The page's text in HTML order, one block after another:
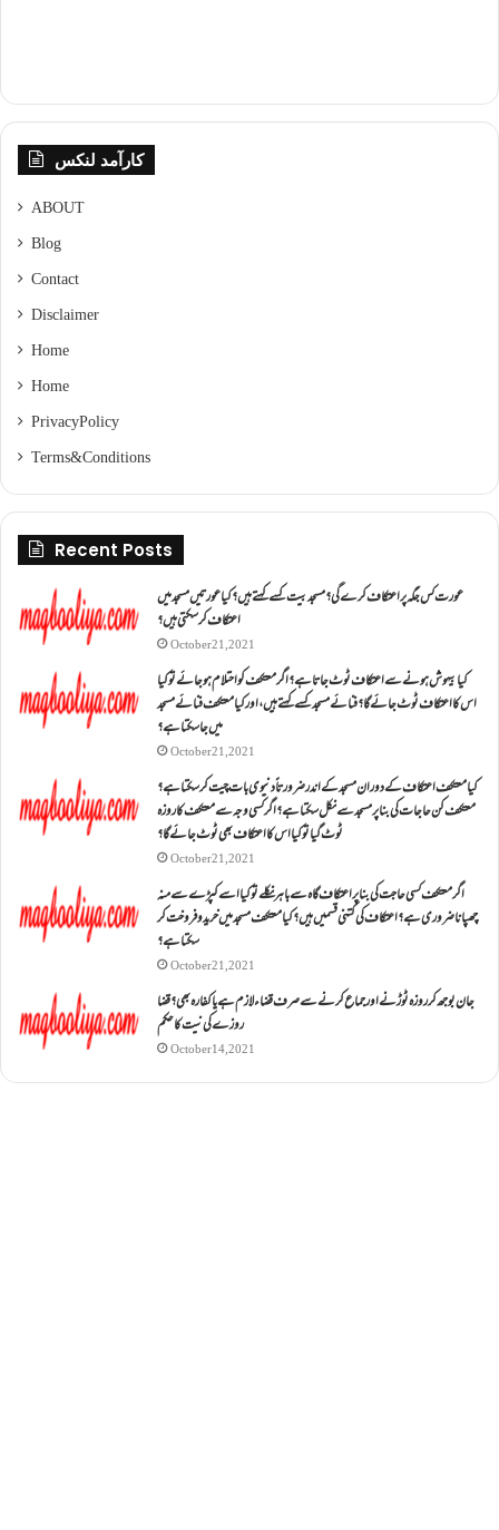
کارآمد لنکس
ABOUT
Blog
Contact
Disclaimer
Home
Home
Privacy Policy
Terms & Conditions
Recent Posts
عورت کس جگہ پر اعتکاف کرے گی؟مسجد بیت کسے کہتے ہیں؟کیا عورتیں مسجد میں
اعتکاف کر سکتی ہیں؟
October 21, 2021
کیا بیہوش ہونے سے اعتکاف ٹوٹ جاتا ہے؟ اگر معتکف کو احتلام ہو جائے تو کیا
اس کا اعتکاف ٹوٹ جائے گا؟فنائے مسجد کسے کہتے ہیں ، اور کیا معتکف فنائے مسجد
میں جا سکتا ہے؟
October 21, 2021
کیا معتکف اعتکاف کے دوران مسجد کے اندر ضرورتاً دنیوی بات چیت کر سکتا ہے؟
معتکف کن حاجات کی بنا پر مسجد سے نکل سکتا ہے؟ اگر کسی وجہ سے معتکف کا روزہ
ٹوٹ گیا تو کیا اس کا اعتکاف بھی ٹوٹ جائے گا؟
October 21, 2021
اگر معتکف کسی حاجت کی بنا پر اعتکاف گاہ سے باہر نکلے تو کیا اسے کپڑے سے منہ
چھپانا ضروری ہے؟اعتکاف کی کتنی قسمیں ہیں؟کیا معتکف مسجد میں خرید و فروخت کر
سکتا ہے؟
October 21, 2021
جان بوجھ کر روزہ ٹوڑنے اور جماع کرنے سے صرف قضاء لازم ہے یا کفارہ بھی؟ قضا
روزے کی نیت کا حکم
October 14, 2021